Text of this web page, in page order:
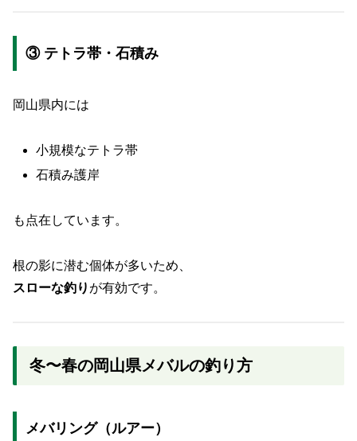
③ テトラ帯・石積み
岡山県内には
小規模なテトラ帯
石積み護岸
も点在しています。
根の影に潜む個体が多いため、
スローな釣り が有効です。
冬〜春の岡山県メバルの釣り方
メバリング（ルアー）